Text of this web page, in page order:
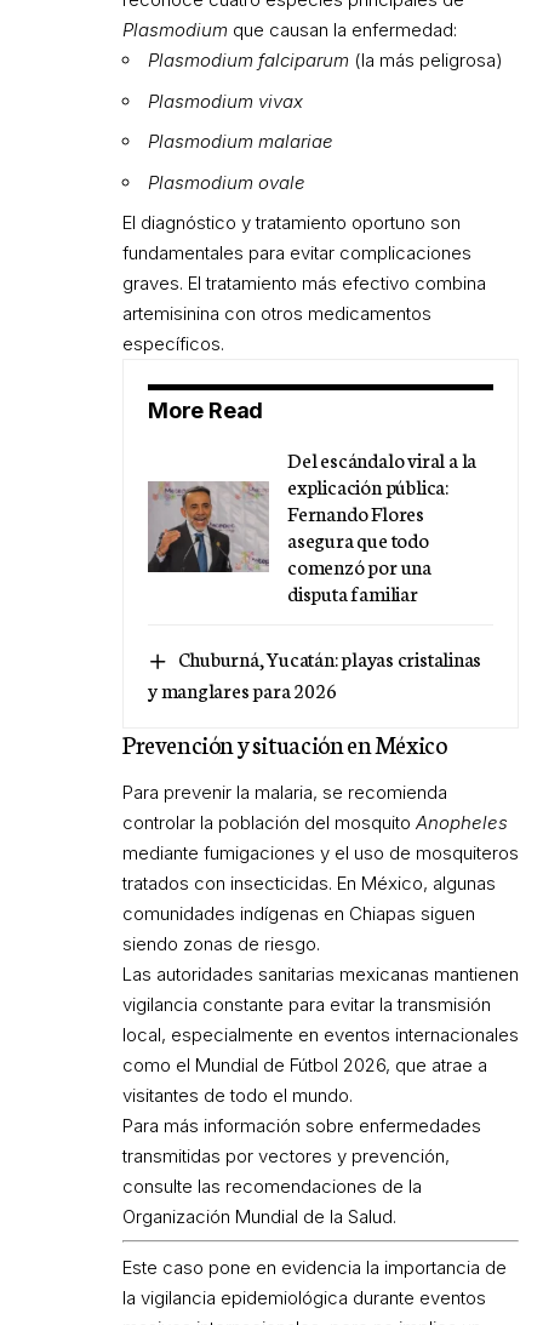
Plasmodium que causan la enfermedad:
Plasmodium falciparum (la más peligrosa)
Plasmodium vivax
Plasmodium malariae
Plasmodium ovale
El diagnóstico y tratamiento oportuno son
fundamentales para evitar complicaciones
graves. El tratamiento más efectivo combina
artemisinina con otros medicamentos
específicos.
More Read
Del escándalo viral a la
explicación pública:
Fernando Flores
asegura que todo
comenzó por una
disputa familiar
Chuburná, Yucatán: playas cristalinas
y manglares para 2026
Prevención y situación en México
Para prevenir la malaria, se recomienda
controlar la población del mosquito Anopheles
mediante fumigaciones y el uso de mosquiteros
tratados con insecticidas. En México, algunas
comunidades indígenas en Chiapas siguen
siendo zonas de riesgo.
Las autoridades sanitarias mexicanas mantienen
vigilancia constante para evitar la transmisión
local, especialmente en eventos internacionales
como el Mundial de Fútbol 2026, que atrae a
visitantes de todo el mundo.
Para más información sobre enfermedades
transmitidas por vectores y prevención,
consulte las recomendaciones de la
Organización Mundial de la Salud.
Este caso pone en evidencia la importancia de
la vigilancia epidemiológica durante eventos